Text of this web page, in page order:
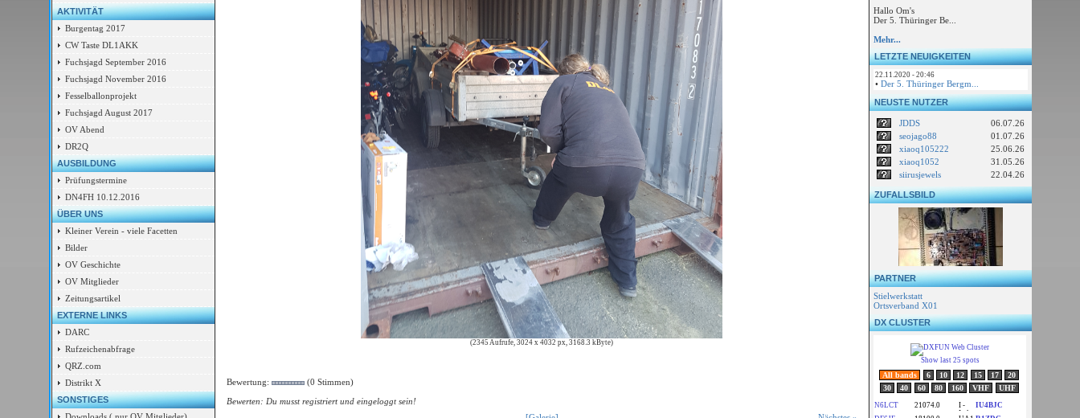
AKTIVITÄT
Burgentag 2017
CW Taste DL1AKK
Fuchsjagd September 2016
Fuchsjagd November 2016
Fesselballonprojekt
Fuchsjagd August 2017
OV Abend
DR2Q
AUSBILDUNG
Prüfungstermine
DN4FH 10.12.2016
ÜBER UNS
Kleiner Verein - viele Facetten
Bilder
OV Geschichte
OV Mitglieder
Zeitungsartikel
EXTERNE LINKS
DARC
Rufzeichenabfrage
QRZ.com
Distrikt X
SONSTIGES
(2345 Aufrufe, 3024 x 4032 px, 3168.3 kByte)
Bewertung:
(0 Stimmen)
Bewerten: Du musst registriert und eingeloggt sein!
Hallo Om's
Der 5. Thüringer Be...
Mehr...
LETZTE NEUIGKEITEN
22.11.2020 - 20:46
• Der 5. Thüringer Bergm...
NEUSTE NUTZER
JDDS
06.07.26
seojago88
01.07.26
xiaoq105222
25.06.26
xiaoq1052
31.05.26
siirusjewels
22.04.26
ZUFALLSBILD
PARTNER
Stielwerkstatt
Ortsverband X01
DX CLUSTER